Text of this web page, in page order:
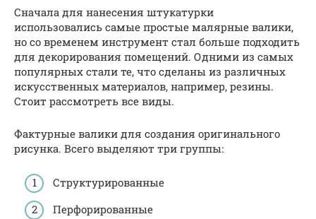
Сначала для нанесения штукатурки
использовались самые простые малярные валики,
но со временем инструмент стал больше подходить
для декорирования помещений. Одними из самых
популярных стали те, что сделаны из различных
искусственных материалов, например, резины.
Стоит рассмотреть все виды.
Фактурные валики для создания оригинального
рисунка. Всего выделяют три группы:
Структурированные
Перфорированные